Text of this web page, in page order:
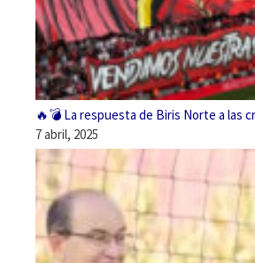
🔥💣 La respuesta de Biris Norte a las
7 abril, 2025